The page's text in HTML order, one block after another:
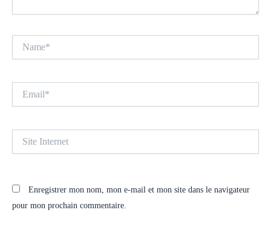
Internet
Enregistrer mon nom, mon e-mail et mon site dans le navigateur
pour mon prochain commentaire.